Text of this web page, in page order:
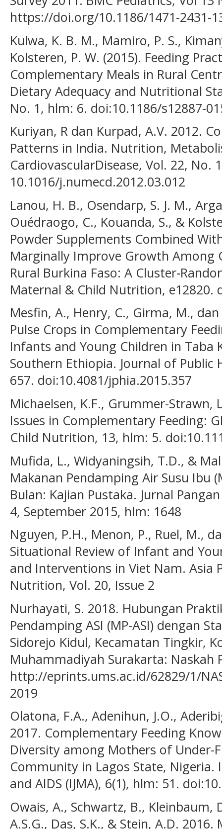
https://doi.org/10.1186/1471-2431-
Kulwa, K. B. M., Mamiro, P. S.,
Kolsteren, P. W. (2015). Feeding
Complementary Meals in Rural
Dietary Adequacy and Nutritional
No. 1, hlm: 6. doi:10.1186/s12887-
Kuriyan, R dan Kurpad, A.V. 2012.
Patterns in India. Nutrition,
CardiovascularDisease, Vol. 22, No.
10.1016/j.numecd.2012.03.012
Lanou, H. B., Osendarp, S. J. M.,
Ouédraogo, C., Kouanda, S., &
Powder Supplements Combined
Marginally Improve Growth Among
Rural Burkina Faso: A
Maternal & Child Nutrition, e12820.
Mesfin, A., Henry, C., Girma, M.,
Pulse Crops in Complementary
Infants and Young Children in Taba
Southern Ethiopia. Journal of Public
657. doi:10.4081/jphia.2015.357
Michaelsen, K.F., Grummer-Strawn,
Issues in Complementary Feeding:
Child Nutrition, 13, hlm: 5.
Mufida, L., Widyaningsih, T.D., &
Makanan Pendamping Air Susu Ibu
Bulan: Kajian Pustaka. Jurnal
4, September 2015, hlm: 1648
Nguyen, P.H., Menon, P., Ruel, M.,
Situational Review of Infant and
and Interventions in Viet Nam. Asia
Nutrition, Vol. 20, Issue 2
Nurhayati, S. 2018. Hubungan
Pendamping ASI (MP-ASI) dengan
Sidorejo Kidul, Kecamatan Tingkir,
Muhammadiyah Surakarta: Naskah
http://eprints.ums.ac.id/62829/1/
2019
Olatona, F.A., Adenihun, J.O.,
2017. Complementary Feeding
Diversity among Mothers of Under-
Community in Lagos State, Nigeria.
and AIDS (IJMA), 6(1), hlm: 51.
Owais, A., Schwartz, B., Kleinbaum,
A.S.G., Das, S.K., & Stein, A.D.